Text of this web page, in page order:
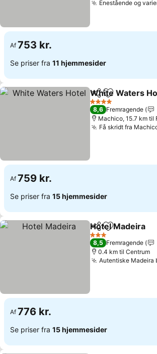
Enestående og
Af 753 kr.
Se priser fra 11 hjemmesider
Del Føj til
White Waters
4 Stjerner
8,6 Fremragende
Machico, 15.7 km til
Få skridt fra
Af 759 kr.
Se priser fra 15 hjemmesider
Del Føj til
Hotel Madeira
3 Stjerner
8,5 Fremragende
0.4 km til Centrum
Autentiske Madeira
Af 776 kr.
Se priser fra 15 hjemmesider